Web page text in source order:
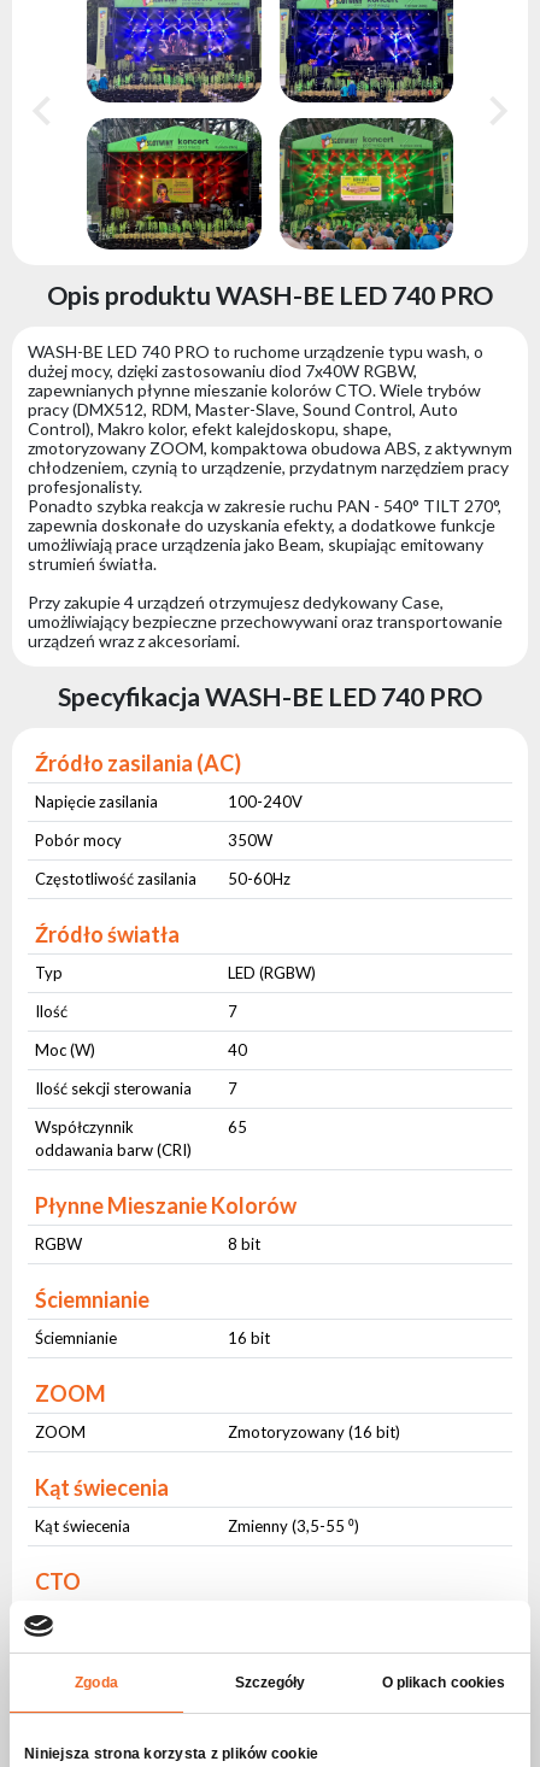
Zgoda Szczegóły O plikach cookies
Niniejsza strona korzysta z plików cookie
Opis produktu WASH-BE LED 740 PRO
WASH-BE LED 740 PRO to ruchome urządzenie typu wash, o
dużej mocy, dzięki zastosowaniu diod 7x40W RGBW,
zapewnianych płynne mieszanie kolorów CTO. Wiele trybów
pracy (DMX512, RDM, Master-Slave, Sound Control, Auto
Control), Makro kolor, efekt kalejdoskopu, shape,
zmotoryzowany ZOOM, kompaktowa obudowa ABS, z aktywnym
chłodzeniem, czynią to urządzenie, przydatnym narzędziem pracy
profesjonalisty.
Ponadto szybka reakcja w zakresie ruchu PAN - 540° TILT 270°,
zapewnia doskonałe do uzyskania efekty, a dodatkowe funkcje
umożliwiają prace urządzenia jako Beam, skupiając emitowany
strumień światła.
Przy zakupie 4 urządzeń otrzymujesz dedykowany Case,
umożliwiający bezpieczne przechowywani oraz transportowanie
urządzeń wraz z akcesoriami.
Specyfikacja WASH-BE LED 740 PRO
Źródło zasilania (AC)
Napięcie zasilania
100-240V
Pobór mocy
350W
Częstotliwość zasilania
50-60Hz
Źródło światła
Typ
LED (RGBW)
Ilość
7
Moc (W)
40
Ilość sekcji sterowania
7
Współczynnik
oddawania barw (CRI)
65
Płynne Mieszanie Kolorów
RGBW 8 bit
Ściemnianie
Ściemnianie 16 bit
ZOOM
ZOOM Zmotoryzowany (16 bit)
Kąt świecenia
Kąt świecenia Zmienny (3,5-55 ⁰)
CTO
CTO
Błysk - częstotliwość
Częstotliwość
1-20Hz
Pulsacyjna
Tak